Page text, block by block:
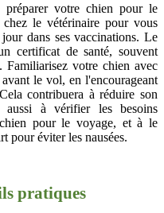
votre chien pour le
le vétérinaire pour vous
dans ses vaccinations. Le
certificat de santé, souvent
Familiarisez votre chien avec
le vol, en l'encourageant
contribuera à réduire son
à vérifier les besoins
pour le voyage, et à le
pour éviter les nausées.
pratiques